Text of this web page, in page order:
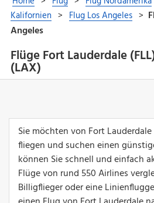
Flüge Fort Lauderdale
(LAX)
Sie möchten von Fort
fliegen und suchen einen
können Sie schnell und einfach
Flüge von rund 550 Airlines
Billigflieger oder eine